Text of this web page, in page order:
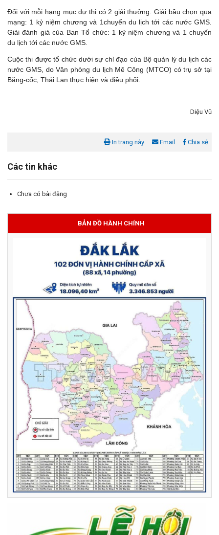
Đối với mỗi hạng mục dự thi có 2 giải thưởng: Giải bầu chọn qua
mạng: 1 kỷ niệm chương và 1chuyến du lịch tới các nước GMS.
Giải đánh giá của Ban Tổ chức: 1 kỷ niệm chương và 1 chuyến
du lịch tới các nước GMS.
Cuộc thi được tổ chức dưới sự chỉ đạo của Bộ quản lý du lịch các
nước GMS, do Văn phòng du lịch Mê Công (MTCO) có trụ sở tại
Băng-cốc, Thái Lan thực hiện và điều phối.
Diệu Vũ
In trang này Email Chia sẻ
Các tin khác
Chưa có bài đăng
BẢN ĐỒ HÀNH CHÍNH